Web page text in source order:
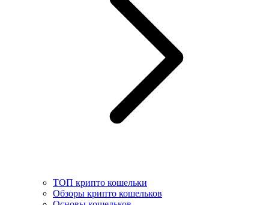
ТОП крипто кошельки
Обзоры крипто кошельков